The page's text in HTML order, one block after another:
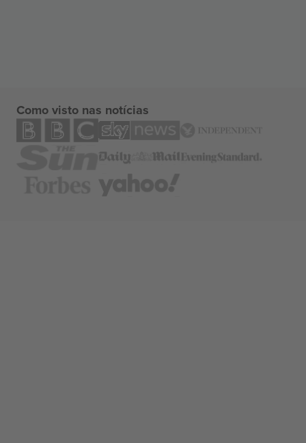
Como visto nas notícias